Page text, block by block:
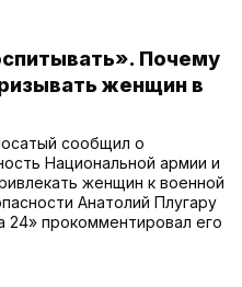
Почему
женщин в
сообщил о
Национальной армии и
женщин к военной
Анатолий Плугару
24» прокомментировал его